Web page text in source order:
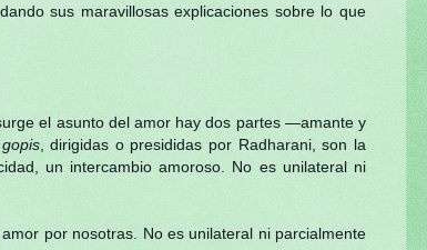
sus maravillosas explicaciones sobre lo que
el asunto del amor hay dos partes —amante y
gopis, dirigidas o presididas por Radharani, son la
un intercambio amoroso. No es unilateral ni
por nosotras. No es unilateral ni parcialmente